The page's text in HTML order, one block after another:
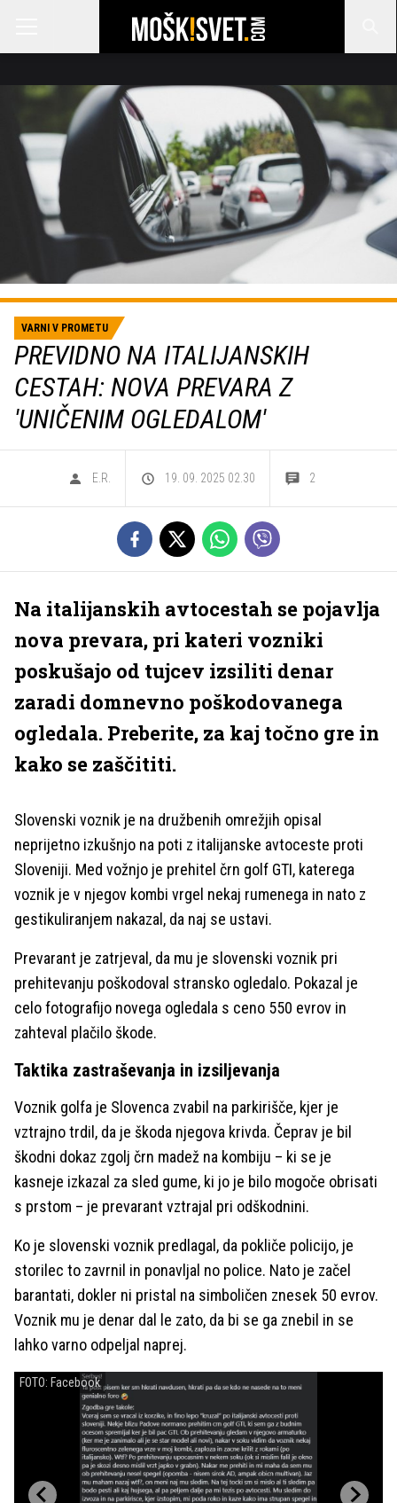
VARNI V PROMETU
PREVIDNO NA ITALIJANSKIH
CESTAH: NOVA PREVARA Z
'UNIČENIM OGLEDALOM'
E.R. 19. 09. 2025 02.30 2
Na italijanskih avtocestah se pojavlja
nova prevara, pri kateri vozniki
poskušajo od tujcev izsiliti denar
zaradi domnevno poškodovanega
ogledala. Preberite, za kaj točno gre in
kako se zaščititi.
Slovenski voznik je na družbenih omrežjih opisal
neprijetno izkušnjo na poti z italijanske avtoceste proti
Sloveniji. Med vožnjo je prehitel črn golf GTI, katerega
voznik je v njegov kombi vrgel nekaj rumenega in nato z
gestikuliranjem nakazal, da naj se ustavi.
Prevarant je zatrjeval, da mu je slovenski voznik pri
prehitevanju poškodoval stransko ogledalo. Pokazal je
celo fotografijo novega ogledala s ceno 550 evrov in
zahteval plačilo škode.
Taktika zastraševanja in izsiljevanja
Voznik golfa je Slovenca zvabil na parkirišče, kjer je
vztrajno trdil, da je škoda njegova krivda. Čeprav je bil
škodni dokaz zgolj črn madež na kombiju – ki se je
kasneje izkazal za sled gume, ki jo je bilo mogoče obrisati
s prstom – je prevarant vztrajal pri odškodnini.
Ko je slovenski voznik predlagal, da pokliče policijo, je
storilec to zavrnil in ponavljal no police. Nato je začel
barantati, dokler ni pristal na simboličen znesek 50 evrov.
Voznik mu je denar dal le zato, da bi se ga znebil in se
lahko varno odpeljal naprej.
FOTO: Facebook